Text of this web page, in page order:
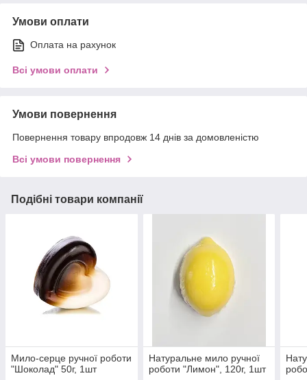
Умови оплати
Оплата на рахунок
Всі умови оплати
Умови повернення
Повернення товару впродовж 14 днів за домовленістю
Всі умови повернення
Подібні товари компанії
Мило-серце ручної роботи
"Шоколад" 50г, 1шт
Натуральне мило ручної
роботи "Лимон", 120г, 1шт